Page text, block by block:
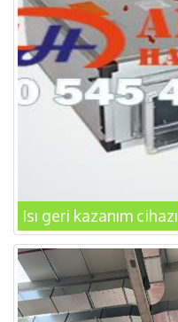
Isı geri kazanım cihazı